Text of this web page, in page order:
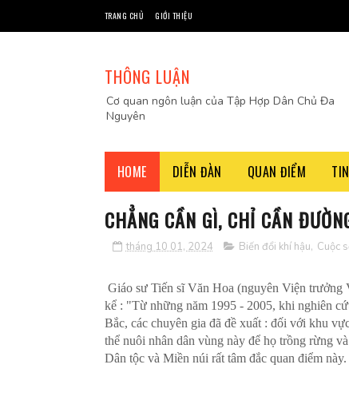
TRANG CHỦ GIỚI THIỆU
THÔNG LUẬN
Cơ quan ngôn luận của Tập Hợp Dân Chủ Đa
Nguyên
HOME DIỄN ĐÀN QUAN ĐIỂM
CHẲNG CẦN GÌ, CHỈ CẦN
tháng 10 01, 2024 Biến đổi khí hậu, Cuộc
Giáo sư Tiến sĩ Văn Hoa (nguyên Viện
kể : "Từ những năm 1995 - 2005, khi nghiên
Bắc, các chuyên gia đã đề xuất : đối với khu
thể nuôi nhân dân vùng này để họ trồng rừng
Dân tộc và Miền núi rất tâm đắc quan điểm